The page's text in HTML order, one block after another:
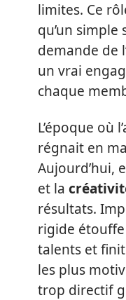
limites. Ce
qu’un simple
demande de
un vrai
chaque
L’époque où
régnait en
Aujourd’hui,
et la
résultats.
rigide
talents et
les plus
trop directif